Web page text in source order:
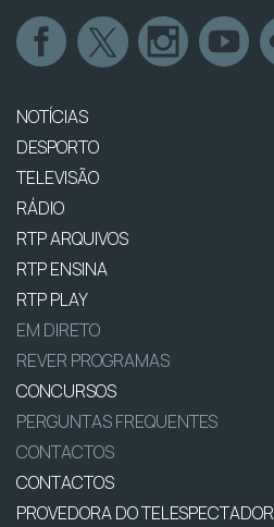
NOTÍCIAS
DESPORTO
TELEVISÃO
RÁDIO
RTP ARQUIVOS
RTP ENSINA
RTP PLAY
EM DIRETO
REVER PROGRAMAS
CONCURSOS
PERGUNTAS FREQUENTES
CONTACTOS
CONTACTOS
PROVEDORA DO TELESPECTADOR